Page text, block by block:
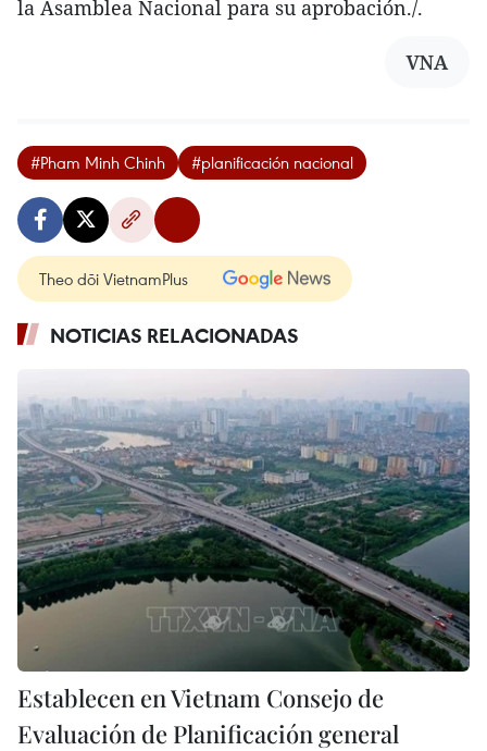
la Asamblea Nacional para su aprobación./.
VNA
#Pham Minh Chinh #planificación nacional
Theo dõi VietnamPlus
NOTICIAS RELACIONADAS
Establecen en Vietnam Consejo de
Evaluación de Planificación general